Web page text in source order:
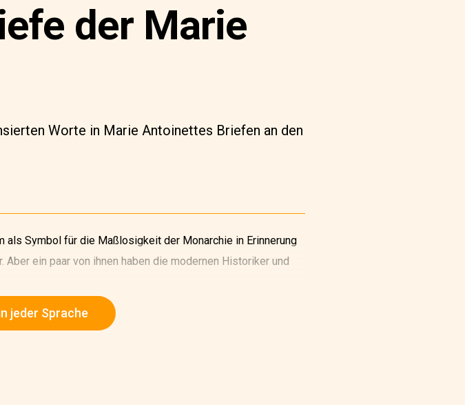
der Marie
Worte in Marie Antoinettes Briefen an den
Symbol für die Maßlosigkeit der Monarchie in Erinnerung
ein paar von ihnen haben die modernen Historiker und
die Marie Antoinette während der Französischen
Axel von Fersen, gerichtet hatte.
jeder Sprache